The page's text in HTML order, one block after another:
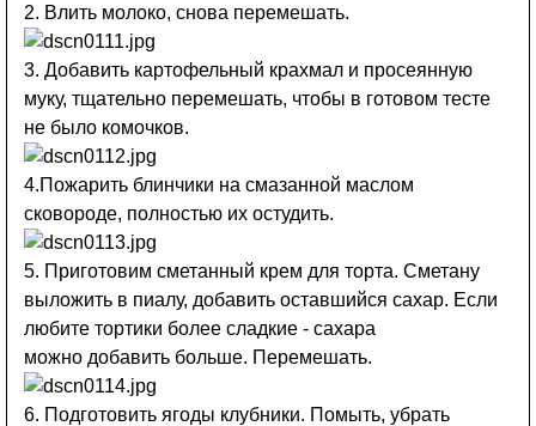
2. Влить молоко, снова перемешать.
3. Добавить картофельный крахмал и просеянную
муку, тщательно перемешать, чтобы в готовом тесте
не было комочков.
4.Пожарить блинчики на смазанной маслом
сковороде, полностью их остудить.
5. Приготовим сметанный крем для торта. Сметану
выложить в пиалу, добавить оставшийся сахар. Если
любите тортики более сладкие - сахара
можно добавить больше. Перемешать.
6. Подготовить ягоды клубники. Помыть, убрать